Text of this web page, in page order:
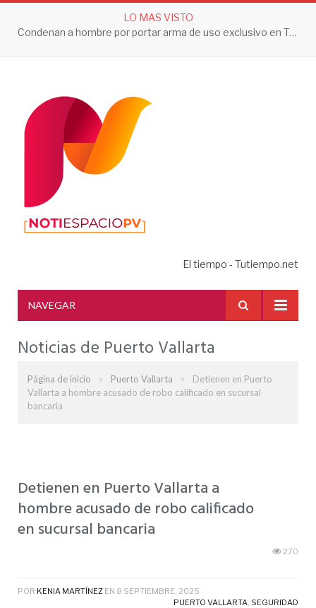
LO MAS VISTO
Condenan a hombre por portar arma de uso exclusivo en Tepic
El tiempo - Tutiempo.net
NAVEGAR
Noticias de Puerto Vallarta
Página de inicio » Puerto Vallarta »
Detienen en Puerto
Vallarta a hombre acusado de robo calificado en sucursal
bancaria
Detienen en Puerto Vallarta a
hombre acusado de robo calificado
en sucursal bancaria
270
POR KENIA MARTÍNEZ EN 8 SEPTIEMBRE, 2025
PUERTO VALLARTA, SEGURIDAD